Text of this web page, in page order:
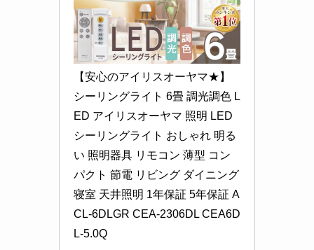
【安心のアイリスオーヤマ★】
シーリングライト 6畳 調光調色 L
ED アイリスオーヤマ 照明 LED
シーリングライト おしゃれ 明る
い 照明器具 リモコン 薄型 コン
パクト 節電 リビング ダイニング
寝室 天井照明 1年保証 5年保証 A
CL-6DLGR CEA-2306DL CEA6D
L-5.0Q